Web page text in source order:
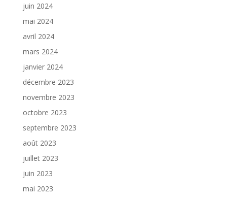
juin 2024
mai 2024
avril 2024
mars 2024
janvier 2024
décembre 2023
novembre 2023
octobre 2023
septembre 2023
août 2023
juillet 2023
juin 2023
mai 2023